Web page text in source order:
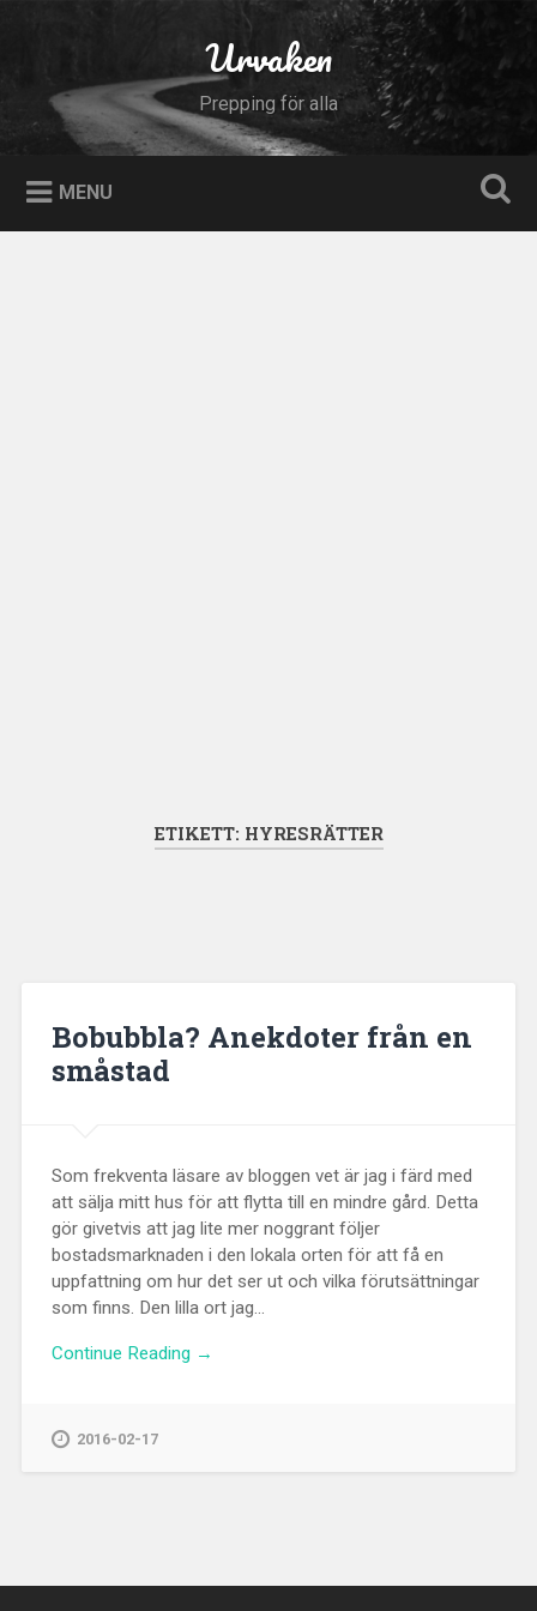
Urvaken
Prepping för alla
MENU
ETIKETT: HYRESRÄTTER
Bobubbla? Anekdoter från en
småstad
Som frekventa läsare av bloggen vet är jag i färd med
att sälja mitt hus för att flytta till en mindre gård. Detta
gör givetvis att jag lite mer noggrant följer
bostadsmarknaden i den lokala orten för att få en
uppfattning om hur det ser ut och vilka förutsättningar
som finns. Den lilla ort jag...
Continue Reading →
2016-02-17